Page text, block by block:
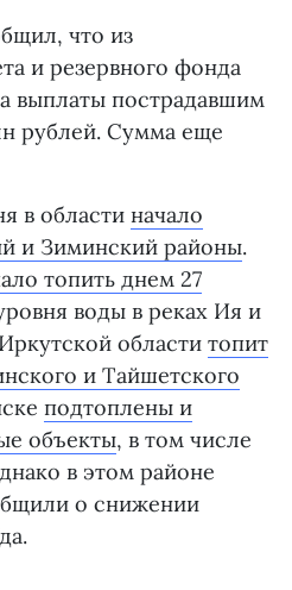
что из
и резервного фонда
выплаты пострадавшим
рублей. Сумма еще
в области начало
и Зиминский районы.
топить днем 27
воды в реках Ия и
области топит
и Тайшетского
подтоплены и
объекты, в том числе
в этом районе
о снижении